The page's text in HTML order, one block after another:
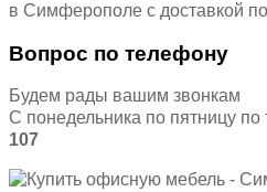
Вопрос по телефону
Будем рады вашим звонкам
С понедельника по пятницу по
107